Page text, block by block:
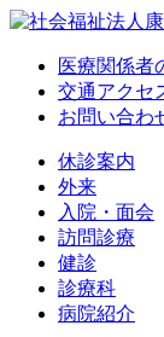
医療関係者
交通アクセ
お問い合わ
休診案内
外来
入院・面会
訪問診療
健診
診療科
病院紹介